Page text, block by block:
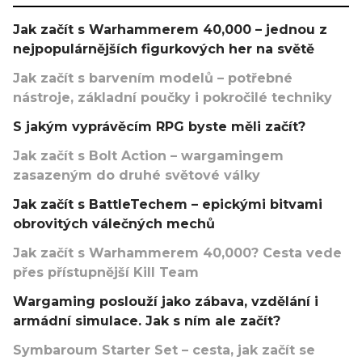
Jak začít s Warhammerem 40,000 – jednou z
nejpopulárnějších figurkových her na světě
Jak začít s barvením modelů – potřebné
nástroje, základní poučky i pokročilé techniky
S jakým vyprávěcím RPG byste měli začít?
Jak začít s Bolt Action – wargamingem
zasazeným do druhé světové války
Jak začít s BattleTechem – epickými bitvami
obrovitých válečných mechů
Jak začít s Warhammerem 40,000? Cesta vede
přes přístupnější Kill Team
Wargaming poslouží jako zábava, vzdělání i
armádní simulace. Jak s ním ale začít?
Symbaroum Starter Set – cesta, jak začít se